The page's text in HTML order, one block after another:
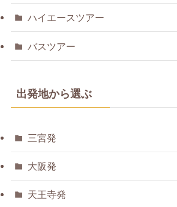
ハイエースツアー
バスツアー
出発地から選ぶ
三宮発
大阪発
天王寺発